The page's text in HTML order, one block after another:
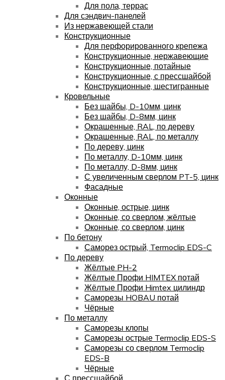
Для пола, террас
Для сэндвич-панелей
Из нержавеющей стали
Конструкционные
Для перфорированного крепежа
Конструкционные, нержавеющие
Конструкционные, потайные
Конструкционные, с прессшайбой
Конструкционные, шестигранные
Кровельные
Без шайбы, D-10мм, цинк
Без шайбы, D-8мм, цинк
Окрашенные, RAL, по дереву
Окрашенные, RAL, по металлу
По дереву, цинк
По металлу, D-10мм, цинк
По металлу, D-8мм, цинк
С увеличенным сверлом PT-5, цинк
Фасадные
Оконные
Оконные, острые, цинк
Оконные, со сверлом, жёлтые
Оконные, со сверлом, цинк
По бетону
Саморез острый, Termoclip EDS-C
По дереву
Жёлтые PH-2
Жёлтые Профи HIMTEX потай
Жёлтые Профи Himtex цилиндр
Саморезы HOBAU потай
Чёрные
По металлу
Саморезы клопы
Саморезы острые Termoclip EDS-S
Саморезы со сверлом Termoclip
EDS-B
Чёрные
С прессшайбой